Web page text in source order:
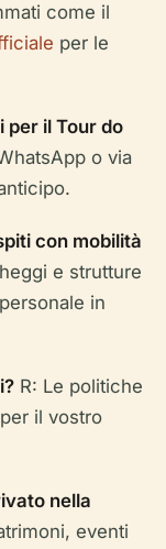
come il
per le
per il Tour do
o via
con mobilità
e strutture
in
R: Le politiche
il vostro
nella
eventi